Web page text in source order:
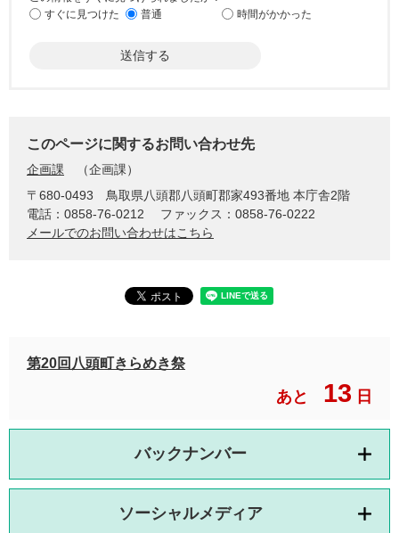
すぐに見つけた
普通 時間がかかった
このページに関するお問い合わせ先
企画課
企画課
〒680-0493
鳥取県八頭郡八頭町郡家493番地 本庁舎2階
電話：0858-76-0212
ファックス：0858-76-0222
メールでのお問い合わせはこちら
第20回八頭町きらめき祭
あと 13 日
バックナンバー
ソーシャルメディア